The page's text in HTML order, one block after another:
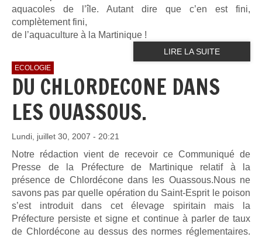
aquacoles de l’île. Autant dire que c’en est fini,
complètement fini,
de l’aquaculture à la Martinique !
LIRE LA SUITE
ECOLOGIE
DU CHLORDECONE DANS
LES OUASSOUS.
Lundi, juillet 30, 2007 - 20:21
Notre rédaction vient de recevoir ce Communiqué de
Presse de la Préfecture de Martinique relatif à la
présence de Chlordécone dans les Ouassous.Nous ne
savons pas par quelle opération du Saint-Esprit le poison
s’est introduit dans cet élevage spiritain mais la
Préfecture persiste et signe et continue à parler de taux
de Chlordécone au dessus des normes réglementaires.